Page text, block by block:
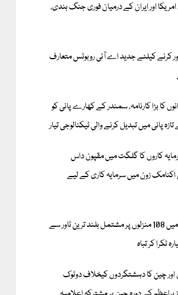
اور ایران کے درمیان فوری جنگ بندی،
کرنے کیلئے جدید اے آئی روبوٹس متعارف
کا بڑا کارنامہ، سمندر کے کھارے پانی کو
پانی میں تبدیل کرنے والی ٹیکنالوجی تیار
کاروں کا گلگت میں مقپون داس
زون میں سرمایہ کاری کے لیے
بیجنگ میں 108 منزلوں پر مشتمل بلند ترین ٹاور سے
ٹکرا کر تباہ
اور چین کا دہشتگردوں کیخلاف دوٹوک